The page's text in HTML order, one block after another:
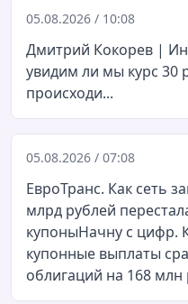
Публикации с
Последние публикации из
увидим ли мы курс 30
происходи...
05.08.2026 / 07:08